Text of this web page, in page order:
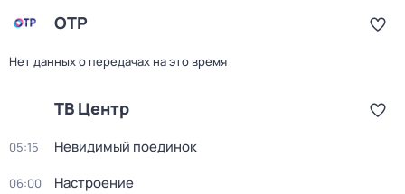
ОТР
Нет данных о передачах на это время
ТВ Центр
05:15 Невидимый поединок
06:00 Настроение